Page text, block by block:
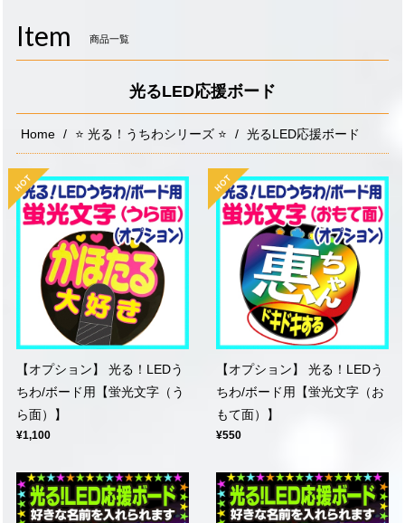
Item 商品一覧
光るLED応援ボード
Home ⭐️ 光る！うちわシリーズ ⭐️ 光るLED応援ボード
【オプション】 光る！LEDう
ちわ/ボード用【蛍光文字（う
ら面）】
¥1,100
【オプション】 光る！LEDう
ちわ/ボード用【蛍光文字（お
もて面）】
¥550